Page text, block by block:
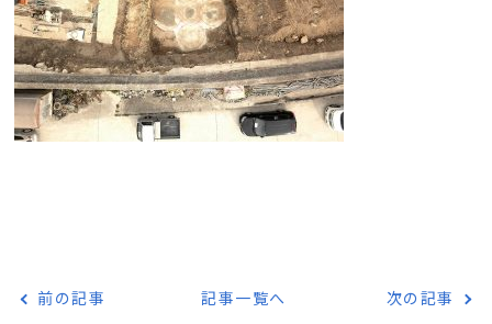
前の記事 記事一覧へ 次の記事